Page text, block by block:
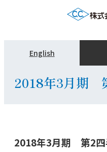
English
2018年3月期
2018年3月期 第2四